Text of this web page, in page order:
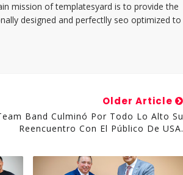
mission of templatesyard is to provide the
designed and perfectlly seo optimized to
Older Article
Band Culminó Por Todo Lo Alto Su
Reencuentro Con El Público De USA.